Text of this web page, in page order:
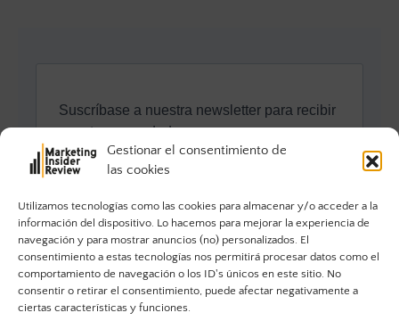
Gestionar el consentimiento de
las cookies
Utilizamos tecnologías como las cookies para almacenar y/o acceder a la
información del dispositivo. Lo hacemos para mejorar la experiencia de
navegación y para mostrar anuncios (no) personalizados. El
consentimiento a estas tecnologías nos permitirá procesar datos como el
comportamiento de navegación o los ID's únicos en este sitio. No
consentir o retirar el consentimiento, puede afectar negativamente a
ciertas características y funciones.